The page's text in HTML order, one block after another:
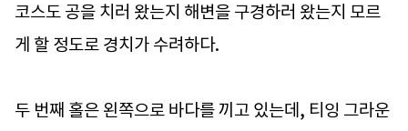
코스도 공을 치러 왔는지 해변을 구경하러 왔는지 모르
게 할 정도로 경치가 수려하다.
두 번째 홀은 왼쪽으로 바다를 끼고 있는데, 티잉 그라운